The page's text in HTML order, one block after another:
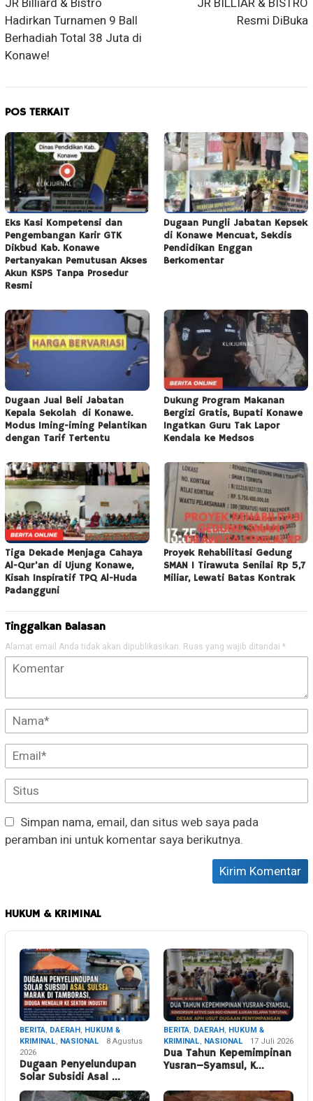
Hadirkan Turnamen 9 Ball
Berhadiah Total 38 Juta di
Konawe!
Resmi DiBuka
POS TERKAIT
Eks Kasi Kompetensi dan
Pengembangan Karir GTK
Dikbud Kab. Konawe
Pertanyakan Pemutusan Akses
Akun KSPS Tanpa Prosedur
Resmi
Dugaan Pungli Jabatan Kepsek
di Konawe Mencuat, Sekdis
Pendidikan Enggan
Berkomentar
Dugaan Jual Beli Jabatan
Kepala Sekolah di Konawe.
Modus Iming-iming Pelantikan
dengan Tarif Tertentu
Dukung Program Makanan
Bergizi Gratis, Bupati Konawe
Ingatkan Guru Tak Lapor
Kendala ke Medsos
Tiga Dekade Menjaga Cahaya
Al-Qur’an di Ujung Konawe,
Kisah Inspiratif TPQ Al-Huda
Padangguni
Proyek Rehabilitasi Gedung
SMAN 1 Tirawuta Senilai Rp 5,7
Miliar, Lewati Batas Kontrak
Tinggalkan Balasan
Alamat email Anda tidak akan dipublikasikan. Ruas yang wajib ditandai *
Simpan nama, email, dan situs web saya pada
peramban ini untuk komentar saya berikutnya.
HUKUM & KRIMINAL
BERITA, DAERAH, HUKUM &
KRIMINAL, NASIONAL
8 Agustus
2026
Dugaan Penyelundupan
Solar Subsidi Asal …
BERITA, DAERAH, HUKUM &
KRIMINAL, NASIONAL 17 Juli 2026
Dua Tahun Kepemimpinan
Yusran–Syamsul, K…